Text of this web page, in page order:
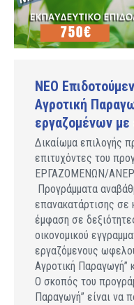
ΝΕΟ
Αγροτική
εργαζομένων
Δικαίωμα επιλογής
επιτυχόντες του
ΕΡΓΑΖΟΜΕΝΩΝ/
Προγράμματα
επανακατάρτισης σε
έμφαση σε
οικονομικού
εργαζόμενους
Αγροτική Παραγωγή”
Ο σκοπός του
Παραγωγή” είναι να